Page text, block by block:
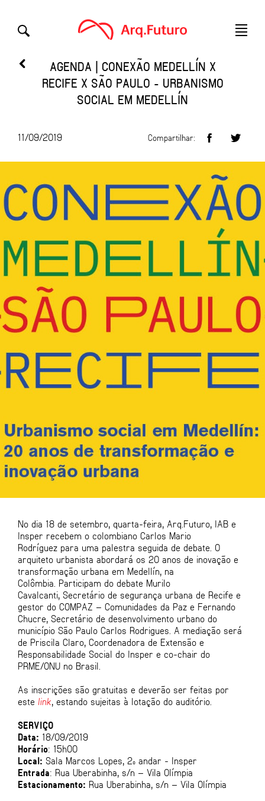
AGENDA | CONEXÃO MEDELLÍN X
RECIFE X SÃO PAULO - URBANISMO
SOCIAL EM MEDELLÍN
11/09/2019 Compartilhar:
No dia 18 de setembro, quarta-feira, Arq.Futuro, IAB e
Insper recebem o colombiano Carlos Mario
Rodríguez para uma palestra seguida de debate. O
arquiteto urbanista abordará os 20 anos de inovação e
transformação urbana em Medellín, na
Colômbia. Participam do debate Murilo
Cavalcanti, Secretário de segurança urbana de Recife e
gestor do COMPAZ – Comunidades da Paz e Fernando
Chucre, Secretário de desenvolvimento urbano do
município São Paulo Carlos Rodrigues. A mediação será
de Priscila Claro, Coordenadora de Extensão e
Responsabilidade Social do Insper e co-chair do
PRME/ONU no Brasil.
As inscrições são gratuitas e deverão ser feitas por
este link , estando sujeitas à lotação do auditório.
SERVIÇO
Data: 18/09/2019
Horário: 15h00
Local: Sala Marcos Lopes, 2º andar - Insper
Entrada: Rua Uberabinha, s/n – Vila Olímpia
Estacionamento: Rua Uberabinha, s/n – Vila Olímpia